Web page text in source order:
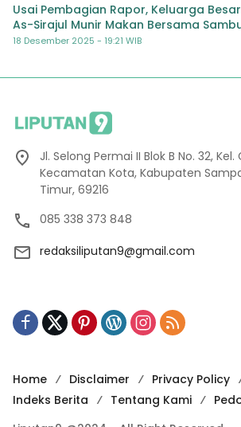
Usai Pembagian Rapor, Keluarga
As-Sirajul Munir Makan Bersama
Semester
18 Desember 2025 - 19:21 WIB
Jl. Selong Permai II Blok B No. 32,
Kecamatan Kota, Kabupaten
Timur, 69216
085 338 373 848
redaksiliputan9@gmail.com
Home Disclaimer Privacy Policy
Indeks Berita
Tentang Kami